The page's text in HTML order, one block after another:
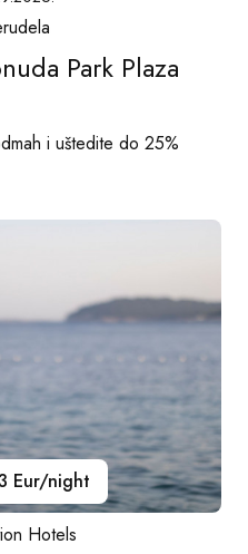
Park Plaza
i uštedite do 25%
Eur/night
Hotels